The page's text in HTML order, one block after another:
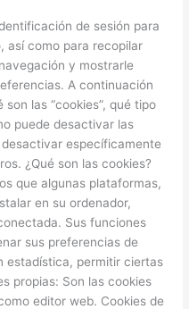
de sesión para
así como para recopilar
y mostrarle
A continuación
las “cookies”, qué tipo
puede desactivar las
específicamente
¿Qué son las cookies?
que algunas plataformas,
en su ordenador,
Sus funciones
sus preferencias de
estadística, permitir ciertas
propias: Son las cookies
editor web. Cookies de